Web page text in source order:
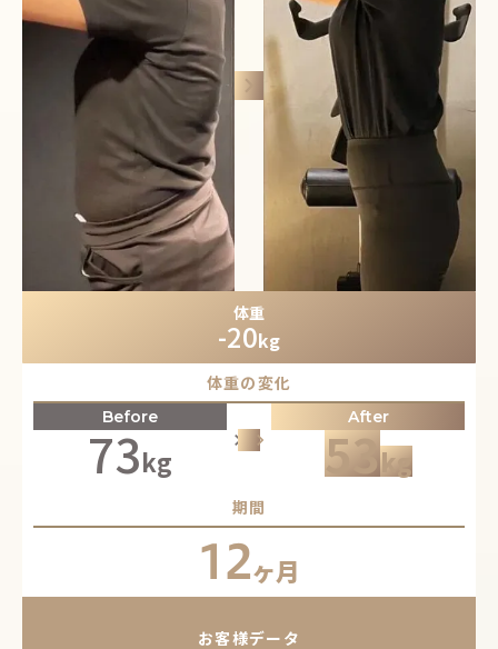
keyboard_arrow_right
体重
-20kg
体重の変化
Before
73kg
keyboard_arrow_right keyboard_arrow_rightkeyboard_arrow_right
After
53kg
期間
12ヶ月
お客様データ